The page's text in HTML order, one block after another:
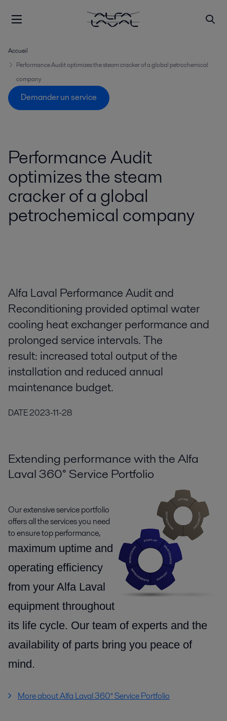
Accueil
Performance Audit optimizes the steam cracker of a global petrochemical
company
Demander un service
Performance Audit
optimizes the steam
cracker of a global
petrochemical company
Alfa Laval Performance Audit and
Reconditioning provided optimal water
cooling heat exchanger performance and
prolonged service intervals. The
result: increased total output of the
installation and reduced annual
maintenance budget.
DATE2023-11-28
Extending performance with the Alfa
Laval 360° Service Portfolio
Our extensive service portfolio
offers all the services you need
to ensure top performance,
maximum uptime and
operating efficiency
from your Alfa Laval
equipment throughout
its life cycle. Our team of experts and the
availability of parts bring you peace of
mind.
More about Alfa Laval 360° Service Portfolio